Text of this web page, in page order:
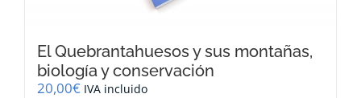
El Quebrantahuesos y sus montañas,
biología y conservación
20,00€ IVA incluido